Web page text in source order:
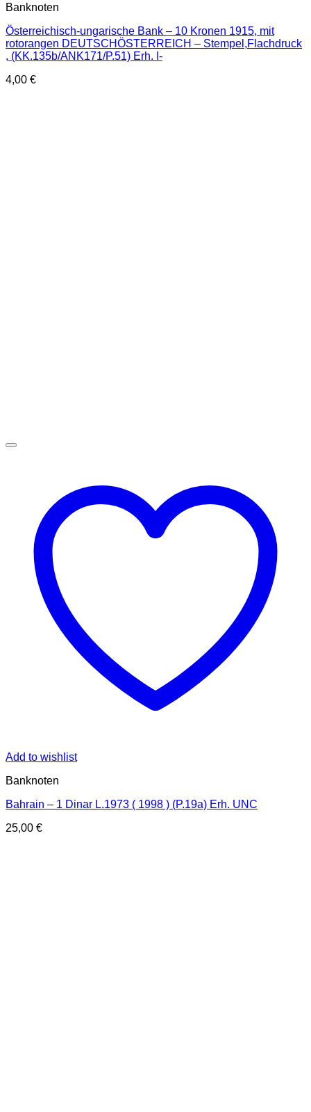
Banknoten
Österreichisch-ungarische Bank – 10 Kronen 1915, mit
rotorangen DEUTSCHÖSTERREICH – Stempel,Flachdruck
, (KK.135b/ANK171/P.51) Erh. I-
4,00 €
Add to wishlist
Banknoten
Bahrain – 1 Dinar L.1973 ( 1998 ) (P.19a) Erh. UNC
25,00 €